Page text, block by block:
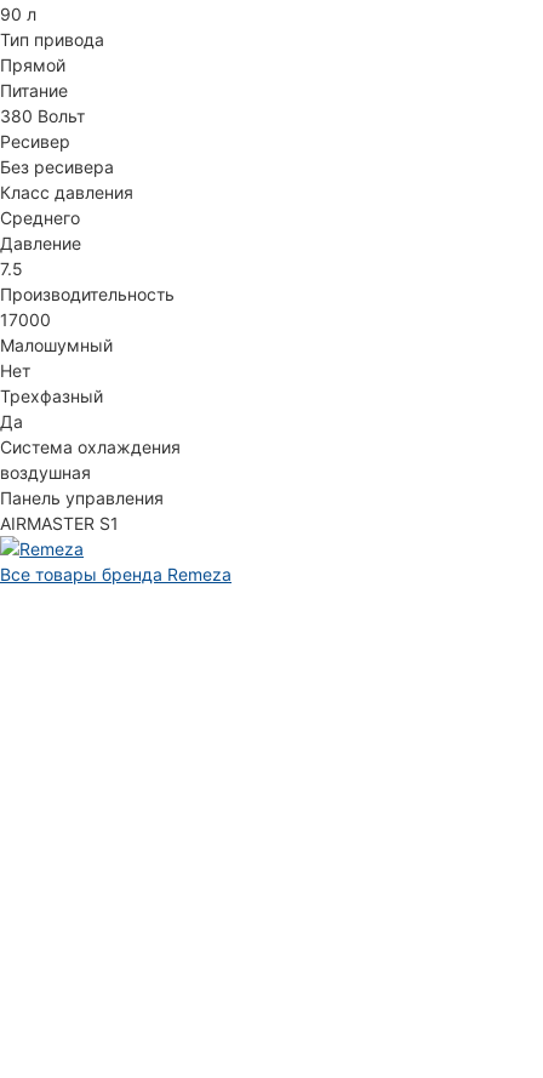
90 л
Тип привода
Прямой
Питание
380 Вольт
Ресивер
Без ресивера
Класс давления
Среднего
Давление
7.5
Производительность
17000
Малошумный
Нет
Трехфазный
Да
Система охлаждения
воздушная
Панель управления
AIRMASTER S1
Все товары бренда Remeza